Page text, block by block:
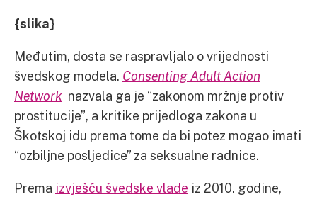
{slika}
Međutim, dosta se raspravljalo o vrijednosti
švedskog modela. Consenting Adult Action
Network nazvala ga je “zakonom mržnje protiv
prostitucije”, a kritike prijedloga zakona u
Škotskoj idu prema tome da bi potez mogao imati
“ozbiljne posljedice” za seksualne radnice.
Prema izvješću švedske vlade iz 2010. godine,